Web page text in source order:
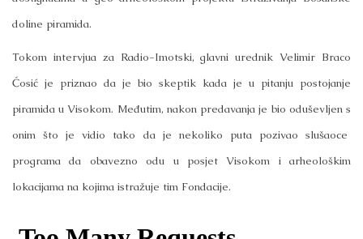
doline piramida.
Tokom intervjua za Radio-Imotski, glavni urednik Velimir Braco
Ćosić je priznao da je bio skeptik kada je u pitanju postojanje
piramida u Visokom. Međutim, nakon predavanja je bio oduševljen s
onim što je vidio tako da je nekoliko puta pozivao slušaoce
programa da obavezno odu u posjet Visokom i arheološkim
lokacijama na kojima istražuje tim Fondacije.